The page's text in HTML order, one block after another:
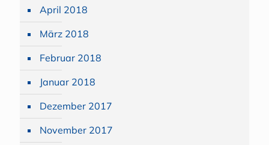
April 2018
März 2018
Februar 2018
Januar 2018
Dezember 2017
November 2017